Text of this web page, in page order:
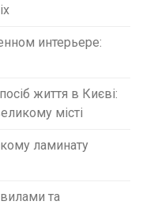
интерьере:
життя в Києві:
місті
ламинату
та